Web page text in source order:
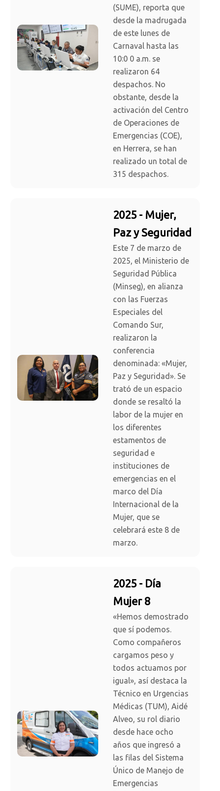
(SUME), reporta que
desde la madrugada
de este lunes de
Carnaval hasta las
10:0 0 a.m. se
realizaron 64
despachos. No
obstante, desde la
activación del Centro
de Operaciones de
Emergencias (COE),
en Herrera, se han
realizado un total de
315 despachos.
2025 - Mujer,
Paz y Seguridad
Este 7 de marzo de
2025, el Ministerio de
Seguridad Pública
(Minseg), en alianza
con las Fuerzas
Especiales del
Comando Sur,
realizaron la
conferencia
denominada: «Mujer,
Paz y Seguridad». Se
trató de un espacio
donde se resaltó la
labor de la mujer en
los diferentes
estamentos de
seguridad e
instituciones de
emergencias en el
marco del Día
Internacional de la
Mujer, que se
celebrará este 8 de
marzo.
2025 - Día
Mujer 8
«Hemos demostrado
que sí podemos.
Como compañeros
cargamos peso y
todos actuamos por
igual», así destaca la
Técnico en Urgencias
Médicas (TUM), Aidé
Alveo, su rol diario
desde hace ocho
años que ingresó a
las filas del Sistema
Único de Manejo de
Emergencias